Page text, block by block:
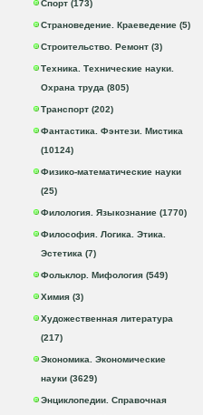
Спорт (173)
Страноведение. Краеведение (5)
Строительство. Ремонт (3)
Техника. Технические науки.
Охрана труда (805)
Транспорт (202)
Фантастика. Фэнтези. Мистика
(10124)
Физико-математические науки
(25)
Филология. Языкознание (1770)
Философия. Логика. Этика.
Эстетика (7)
Фольклор. Мифология (549)
Химия (3)
Художественная литература
(217)
Экономика. Экономические
науки (3629)
Энциклопедии. Справочная